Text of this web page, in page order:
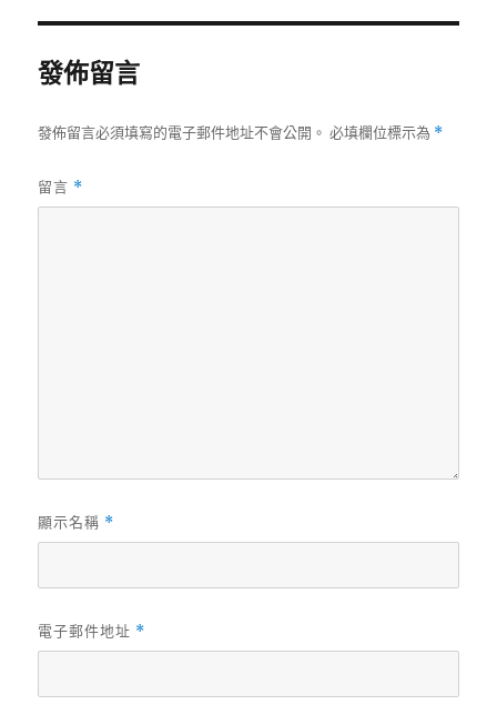
發佈留言
發佈留言必須填寫的電子郵件地址不會公開。 必填欄位標示為 *
留言 *
顯示名稱 *
電子郵件地址 *